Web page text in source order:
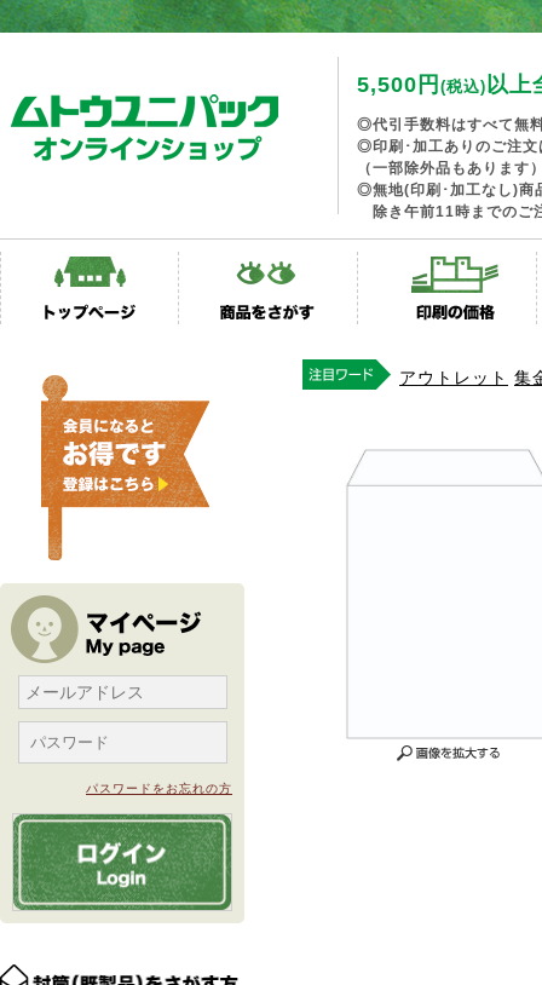
5,500円 (税込)以上
◎代引手数料はすべて無
◎印刷･加工ありのご注文
（一部除外品もあります
◎無地(印刷･加工なし)商
除き午前11時までのご
パスワードをお忘れの方
アウトレット 集